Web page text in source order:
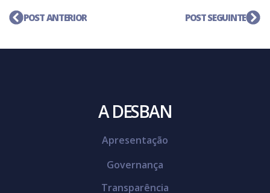
POST ANTERIOR POST SEGUINTE
A DESBAN
Apresentação
Governança
Transparência